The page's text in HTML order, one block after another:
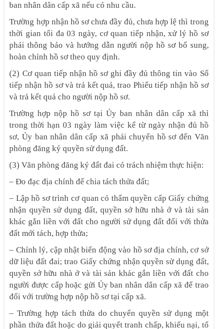
ban nhân dân cấp xã nếu có nhu cầu.
Trường hợp nhận hồ sơ chưa đầy đủ, chưa hợp lệ thì trong
thời gian tối đa 03 ngày, cơ quan tiếp nhận, xử lý hồ sơ
phải thông báo và hướng dẫn người nộp hồ sơ bổ sung,
hoàn chỉnh hồ sơ theo quy định.
(2) Cơ quan tiếp nhận hồ sơ ghi đầy đủ thông tin vào Sổ
tiếp nhận hồ sơ và trả kết quả, trao Phiếu tiếp nhận hồ sơ
và trả kết quả cho người nộp hồ sơ.
Trường hợp nộp hồ sơ tại Ủy ban nhân dân cấp xã thì
trong thời hạn 03 ngày làm việc kể từ ngày nhận đủ hồ
sơ, Ủy ban nhân dân cấp xã phải chuyển hồ sơ đến Văn
phòng đăng ký quyền sử dụng đất.
(3) Văn phòng đăng ký đất đai có trách nhiệm thực hiện:
– Đo đạc địa chính để chia tách thửa đất;
– Lập hồ sơ trình cơ quan có thẩm quyền cấp Giấy chứng
nhận quyền sử dụng đất, quyền sở hữu nhà ở và tài sản
khác gắn liền với đất cho người sử dụng đất đối với thửa
đất mới tách, hợp thửa;
– Chỉnh lý, cập nhật biến động vào hồ sơ địa chính, cơ sở
dữ liệu đất đai; trao Giấy chứng nhận quyền sử dụng đất,
quyền sở hữu nhà ở và tài sản khác gắn liền với đất cho
người được cấp hoặc gửi Ủy ban nhân dân cấp xã để trao
đối với trường hợp nộp hồ sơ tại cấp xã.
– Trường hợp tách thửa do chuyển quyền sử dụng một
phần thửa đất hoặc do giải quyết tranh chấp, khiếu nại, tố